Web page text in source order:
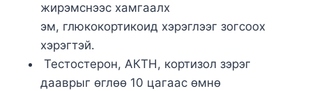
жирэмснээс хамгаалх
эм, глюкокортикоид хэрэглээг зогсоох
хэрэгтэй.
Тестостерон, АКТН, кортизол зэрэг
дааврыг өглөө 10 цагаас өмнө